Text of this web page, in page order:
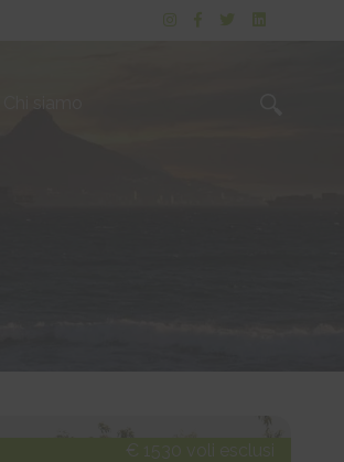
€ 1530 voli esclusi